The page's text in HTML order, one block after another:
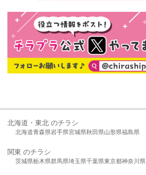
北海道・東北 のチラシ
北海道青森県岩手県宮城県秋田県山形県福島県
関東 のチラシ
茨城県栃木県群馬県埼玉県千葉県東京都神奈川県